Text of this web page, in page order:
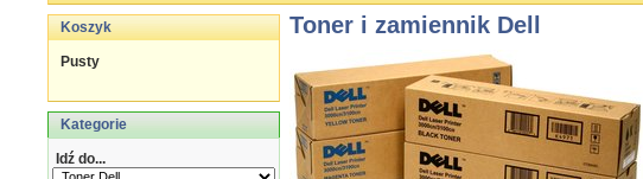
Koszyk
Pusty
Kategorie
Idź do...
Toner i zamiennik Dell